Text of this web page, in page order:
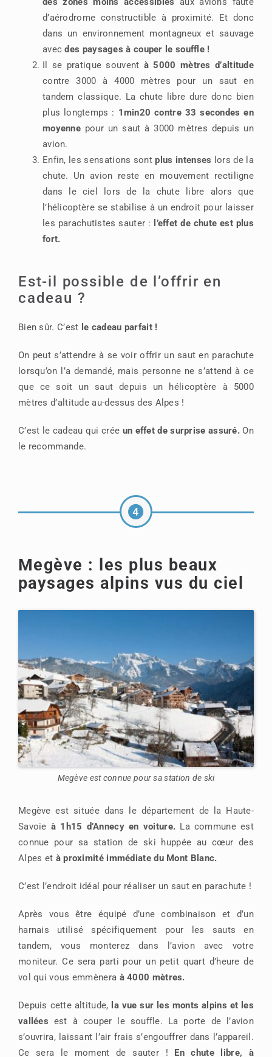
d’aérodrome constructible à proximité. Et donc
dans un environnement montagneux et sauvage
avecdes paysages à couper le souffle !
Il se pratique souvent à 5000 mètres d’altitude
contre 3000 à 4000 mètres pour un saut en
tandem classique. La chute libre dure donc bien
plus longtemps : 1min20 contre 33 secondes en
moyenne pour un saut à 3000 mètres depuis un
avion.
Enfin, les sensations sontplus intenses lors de la
chute. Un avion reste en mouvement rectiligne
dans le ciel lors de la chute libre alors que
l’hélicoptère se stabilise à un endroit pour laisser
les parachutistes sauter :
l’effet de chute est plus
fort.
Est-il possible de l’offrir en
cadeau ?
Bien sûr. C’est le cadeau parfait !
On peut s’attendre à se voir offrir un saut en parachute
lorsqu’on l’a demandé, mais personne ne s’attend à ce
que ce soit un saut depuis un hélicoptère à 5000
mètres d’altitude au-dessus des Alpes !
C’est le cadeau qui crée un effet de surprise assuré. On
le recommande.
Megève : les plus beaux
paysages alpins vus du ciel
Megève est connue pour sa station de ski
Megève est située dans le département de la Haute-
Savoie à 1h15 d’Annecy en voiture. La commune est
connue pour sa station de ski huppée au cœur des
Alpes et à proximité immédiate du Mont Blanc.
C’est l’endroit idéal pour réaliser un saut en parachute !
Après vous être équipé d’une combinaison et d’un
harnais utilisé spécifiquement pour les sauts en
tandem, vous monterez dans l’avion avec votre
moniteur. Ce sera parti pour un petit quart d’heure de
vol qui vous emmènera à 4000 mètres.
Depuis cette altitude, la vue sur les monts alpins et les
vallées est à couper le souffle. La porte de l’avion
s’ouvrira, laissant l’air frais s’engouffrer dans l’appareil.
Ce sera le moment de sauter !
En chute libre, à